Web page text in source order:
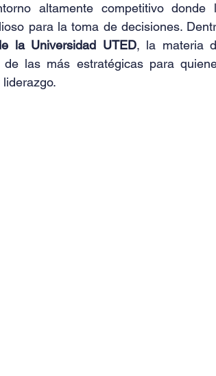
altamente competitivo donde
para la toma de decisiones.
la Universidad UTED
las más estratégicas para